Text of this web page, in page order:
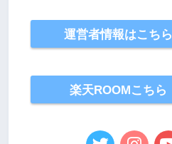
運営者情報はこちら
楽天ROOMこちら